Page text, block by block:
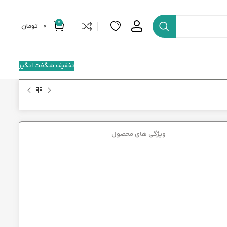
0
0 تومان
تخفیف شگفت انگیز
ویژگی های محصول